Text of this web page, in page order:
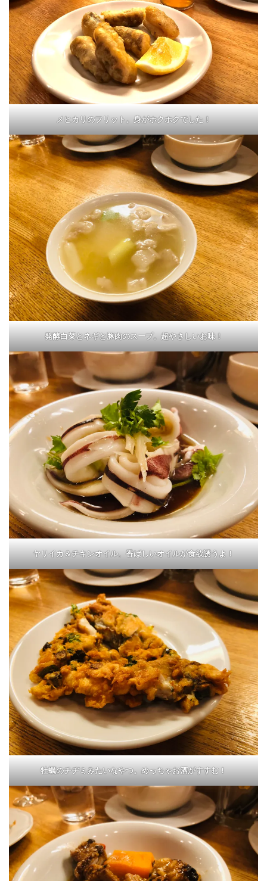
メヒカリのフリット。身がホクホクでした！
発酵白菜とネギと豚肉のスープ。超やさしいお味！
ヤリイカ＆チキンオイル。香ばしいオイルが食欲誘うよ！
牡蠣のチヂミみたいなやつ。めっちゃお酒がすすむ！